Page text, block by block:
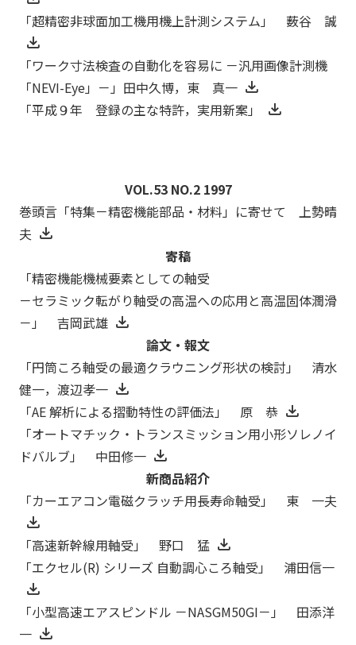
「超精密非球面加工機用機上計測システム」 薮谷 誠
「ワーク寸法検査の自動化を容易に －汎用画像計測機
「NEVI-Eye」－」田中久博，東 真一
「平成９年 登録の主な特許，実用新案」
VOL.53 NO.2 1997
巻頭言「特集－精密機能部品・材料」に寄せて 上勢晴
夫
寄稿
「精密機能機械要素としての軸受
－セラミック転がり軸受の高温への応用と高温固体潤滑
－」 吉岡武雄
論文・報文
「円筒ころ軸受の最適クラウニング形状の検討」 清水
健一，渡辺孝一
「AE 解析による摺動特性の評価法」 原 恭
「オートマチック・トランスミッション用小形ソレノイ
ドバルブ」 中田修一
新商品紹介
「カーエアコン電磁クラッチ用長寿命軸受」 東 一夫
「高速新幹線用軸受」 野口 猛
「エクセル(R) シリーズ 自動調心ころ軸受」 浦田信一
「小型高速エアスピンドル －NASGM50GI－」 田添洋
一